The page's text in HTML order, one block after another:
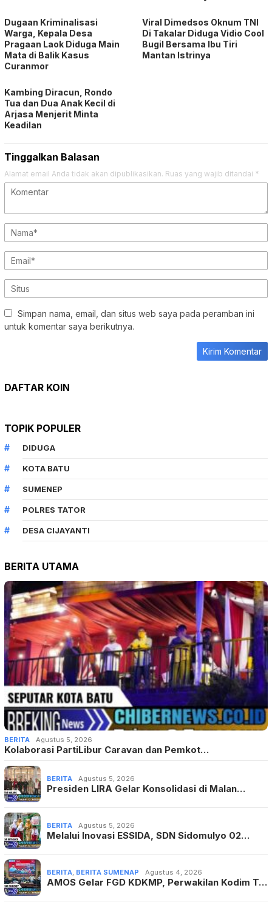
Dugaan Kriminalisasi
Warga, Kepala Desa
Pragaan Laok Diduga Main
Mata di Balik Kasus
Curanmor
Viral Dimedsos Oknum TNI
Di Takalar Diduga Vidio Cool
Bugil Bersama Ibu Tiri
Mantan Istrinya
Kambing Diracun, Rondo
Tua dan Dua Anak Kecil di
Arjasa Menjerit Minta
Keadilan
Tinggalkan Balasan
Alamat email Anda tidak akan dipublikasikan. Ruas yang wajib ditandai *
Simpan nama, email, dan situs web saya pada peramban ini
untuk komentar saya berikutnya.
DAFTAR KOIN
TOPIK POPULER
DIDUGA
KOTA BATU
SUMENEP
POLRES TATOR
DESA CIJAYANTI
BERITA UTAMA
BERITA Agustus 5, 2026
Kolaborasi PartiLibur Caravan dan Pemkot…
BERITA Agustus 5, 2026
Presiden LIRA Gelar Konsolidasi di Malan…
BERITA Agustus 5, 2026
Melalui Inovasi ESSIDA, SDN Sidomulyo 02…
BERITA, BERITA SUMENAP Agustus 4, 2026
AMOS Gelar FGD KDKMP, Perwakilan Kodim T…